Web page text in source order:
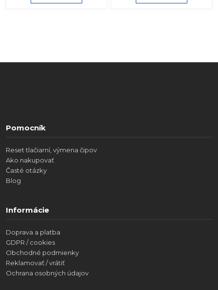
Pomocník
Reset tlačiarní, výmena čipov
Ako nakupovať
Časté otázky
Blog
Informácie
Doprava a platba
GDPR / cookies
Obchodné podmienky
Reklamovať / vrátiť
Ochrana osobných údajov